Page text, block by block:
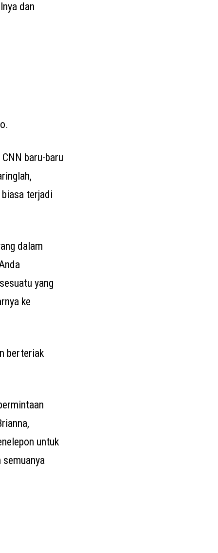
dan
baru-baru
biasa terjadi
dalam
yang
ke
berteriak
untuk